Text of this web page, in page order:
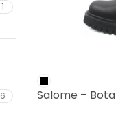
1
6 Salome –